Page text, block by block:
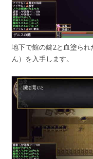
地下で館の鍵2と血塗ら
ん）を入手します。